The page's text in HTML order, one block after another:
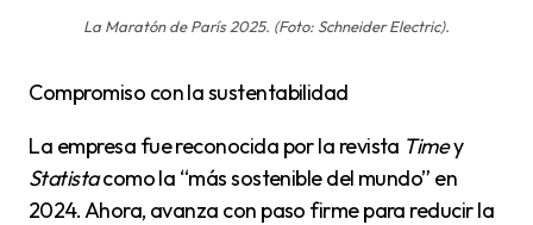
La Maratón de París 2025. (Foto: Schneider Electric).
Compromiso con la sustentabilidad
La empresa fue reconocida por la revista Timey
Statistacomo la “más sostenible del mundo” en
2024. Ahora, avanza con paso firme para reducir la